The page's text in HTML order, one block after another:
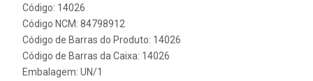
Código: 14026
Código NCM: 84798912
Código de Barras do Produto: 14026
Código de Barras da Caixa: 14026
Embalagem: UN/1